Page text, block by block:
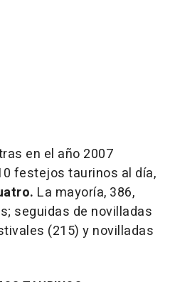
en el año 2007
festejos taurinos al día,
La mayoría, 386,
seguidas de novilladas
(215) y novilladas